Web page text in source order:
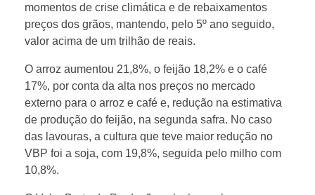
p
r
o
d
u
momentos de crise climática e de rebaixamentos
preços dos grãos, mantendo, pelo 5º ano seguido,
valor acima de um trilhão de reais.
O arroz aumentou 21,8%, o feijão 18,2% e o café
17%, por conta da alta nos preços no mercado
externo para o arroz e café e, redução na estimativa
de produção do feijão, na segunda safra. No caso
das lavouras, a cultura que teve maior redução no
VBP foi a soja, com 19,8%, seguida pelo milho com
10,8%.